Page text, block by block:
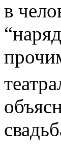
в